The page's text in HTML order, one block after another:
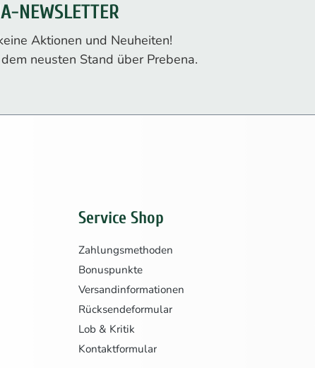
NEWSLETTER
Aktionen und Neuheiten!
neusten Stand über Prebena.
Service Shop
Zahlungsmethoden
Bonuspunkte
Versandinformationen
Rücksendeformular
Lob & Kritik
Kontaktformular